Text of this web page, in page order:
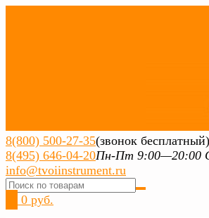
8(800) 500-27-35(звонок бесплатный)
8(495) 646-04-20Пн-Пт 9:00—20:00
info@tvoiinstrument.ru
0 руб.